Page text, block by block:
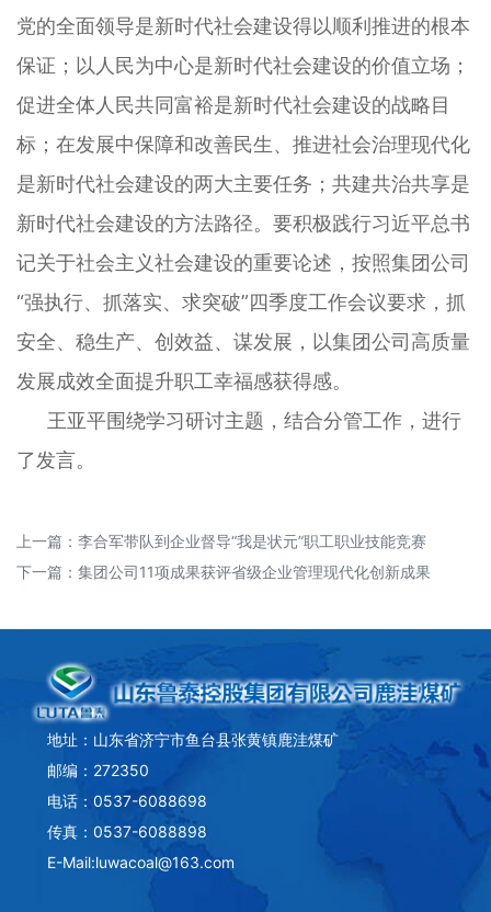
党的全面领导是新时代社会建设得以顺利推进的根本
保证；以人民为中心是新时代社会建设的价值立场；
促进全体人民共同富裕是新时代社会建设的战略目
标；在发展中保障和改善民生、推进社会治理现代化
是新时代社会建设的两大主要任务；共建共治共享是
新时代社会建设的方法路径。要积极践行习近平总书
记关于社会主义社会建设的重要论述，按照集团公司
“强执行、抓落实、求突破”四季度工作会议要求，抓
安全、稳生产、创效益、谋发展，以集团公司高质量
发展成效全面提升职工幸福感获得感。
王亚平围绕学习研讨主题，结合分管工作，进行
了发言。
上一篇： 李合军带队到企业督导“我是状元”职工职业技能竞赛
下一篇： 集团公司11项成果获评省级企业管理现代化创新成果
地址：山东省济宁市鱼台县张黄镇鹿洼煤矿
邮编：272350
电话：0537-6088698
传真：0537-6088898
E-Mail:luwacoal@163.com